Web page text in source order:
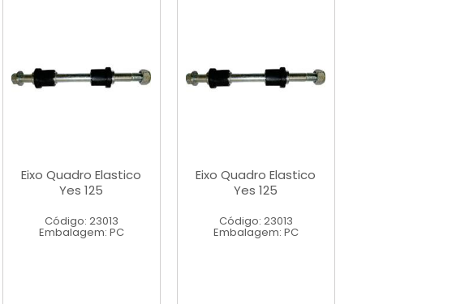
Eixo Quadro Elastico
Yes 125
Código: 23013
Embalagem: PC
Eixo Quadro Elastico
Yes 125
Código: 23013
Embalagem: PC